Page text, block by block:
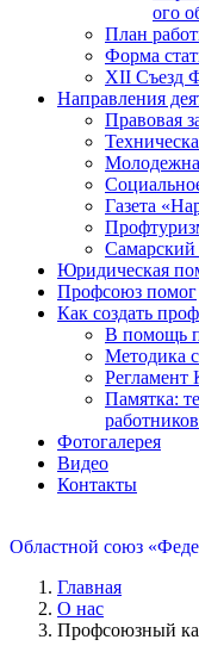
ого
План
Форма
XII Съезд
Направления
Правовая
Газета
Самарский
Юридическая
Профсоюз помог
Как создать
В помощь
Методика
Регламент
Памятка:
Фотогалерея
Видео
Контакты
Областной союз
Главная
О нас
Профсоюзный